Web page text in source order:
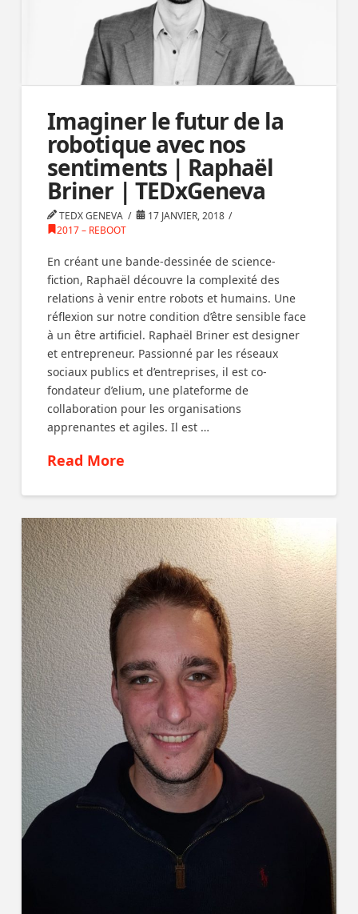
Imaginer le futur de la
robotique avec nos
sentiments | Raphaël
Briner | TEDxGeneva
TEDX GENEVA
17 JANVIER, 2018
2017 – REBOOT
En créant une bande-dessinée de science-
fiction, Raphaël découvre la complexité des
relations à venir entre robots et humains. Une
réflexion sur notre condition d’être sensible face
à un être artificiel. Raphaël Briner est designer
et entrepreneur. Passionné par les réseaux
sociaux publics et d’entreprises, il est co-
fondateur d’elium, une plateforme de
collaboration pour les organisations
apprenantes et agiles. Il est …
Read More